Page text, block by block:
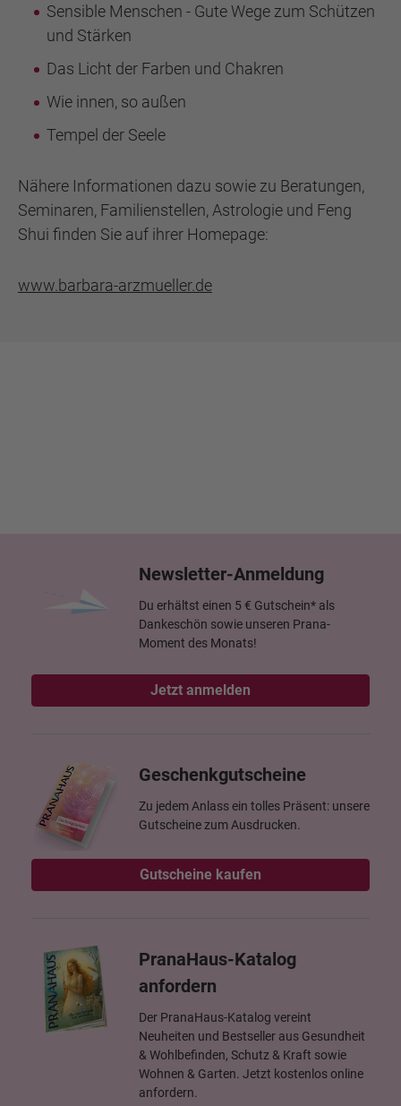
Sensible Menschen - Gute Wege zum Schützen
und Stärken
Das Licht der Farben und Chakren
Wie innen, so außen
Tempel der Seele
Nähere Informationen dazu sowie zu Beratungen,
Seminaren, Familienstellen, Astrologie und Feng
Shui finden Sie auf ihrer Homepage:
www.barbara-arzmueller.de
Newsletter-Anmeldung
Du erhältst einen 5 € Gutschein* als
Dankeschön sowie unseren Prana-
Moment des Monats!
Jetzt anmelden
Geschenkgutscheine
Zu jedem Anlass ein tolles Präsent: unsere
Gutscheine zum Ausdrucken.
Gutscheine kaufen
PranaHaus-Katalog
anfordern
Der PranaHaus-Katalog vereint
Neuheiten und Bestseller aus Gesundheit
& Wohlbefinden, Schutz & Kraft sowie
Wohnen & Garten. Jetzt kostenlos online
anfordern.